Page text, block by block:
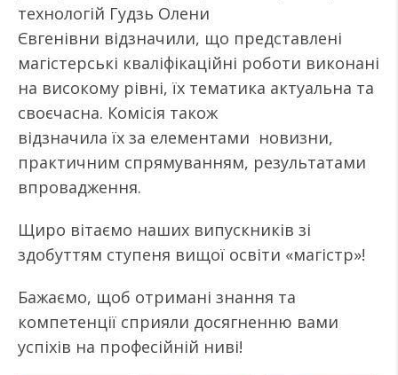
технологій Гудзь Олени
Євгенівни відзначили, що представлені
магістерські кваліфікаційні роботи виконані
на високому рівні, їх тематика актуальна та
своєчасна. Комісія також
відзначила їх за елементами новизни,
практичним спрямуванням, результатами
впровадження.
Щиро вітаємо наших випускників зі
здобуттям ступеня вищої освіти «магістр»!
Бажаємо, щоб отримані знання та
компетенції сприяли досягненню вами
успіхів на професійній ниві!